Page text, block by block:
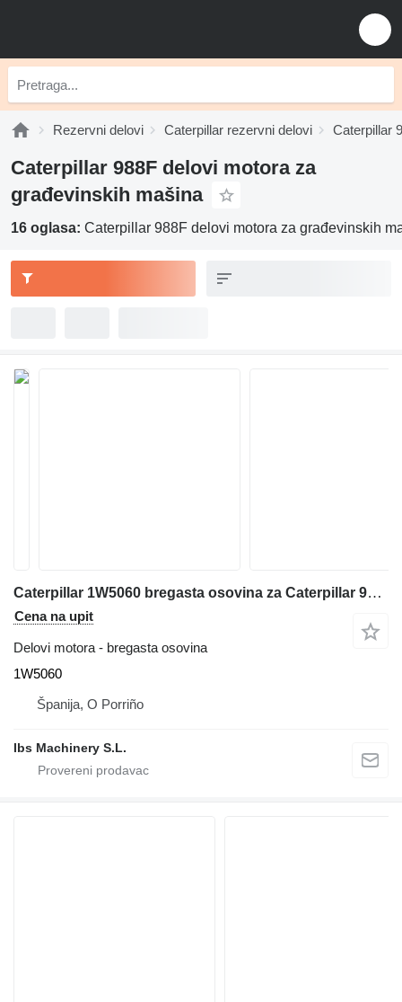
Rezervni delovi Caterpillar rezervni delovi Caterpillar
Caterpillar 988F delovi motora za
građevinskih mašina
16 oglasa: Caterpillar 988F delovi motora za građevinskih
Caterpillar 1W5060 bregasta osovina za Caterpillar 988F prednjeg utovarivača
Cena na upit
Delovi motora - bregasta osovina
1W5060
Španija, O Porriño
Ibs Machinery S.L.